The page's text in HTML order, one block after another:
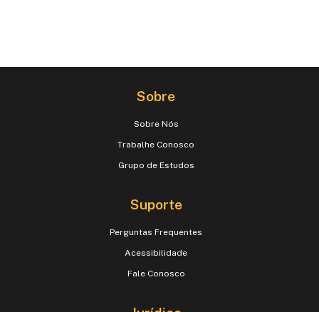
Sobre
Sobre Nós
Trabalhe Conosco
Grupo de Estudos
Suporte
Perguntas Frequentes
Acessibilidade
Fale Conosco